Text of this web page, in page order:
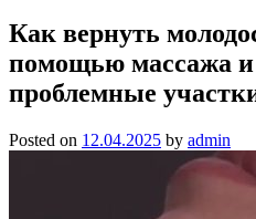
Как вернуть
помощью массажа и
проблемные
Posted on 12.04.2025 by admin